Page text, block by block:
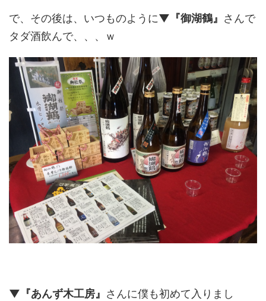
で、その後は、いつものように▼『御湖鶴』 さんで
タダ酒飲んで、、、ｗ
▼『あんず木工房』 さんに僕も初めて入りまし